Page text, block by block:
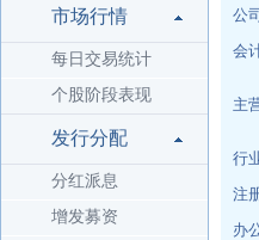
市场行情
每日交易统计
个股阶段表现
发行分配
分红派息
增发募资
公
会
主
行
注
办